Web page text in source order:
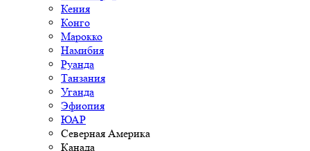
Кения
Конго
Марокко
Намибия
Руанда
Танзания
Уганда
Эфиопия
ЮАР
Северная Америка
Канада